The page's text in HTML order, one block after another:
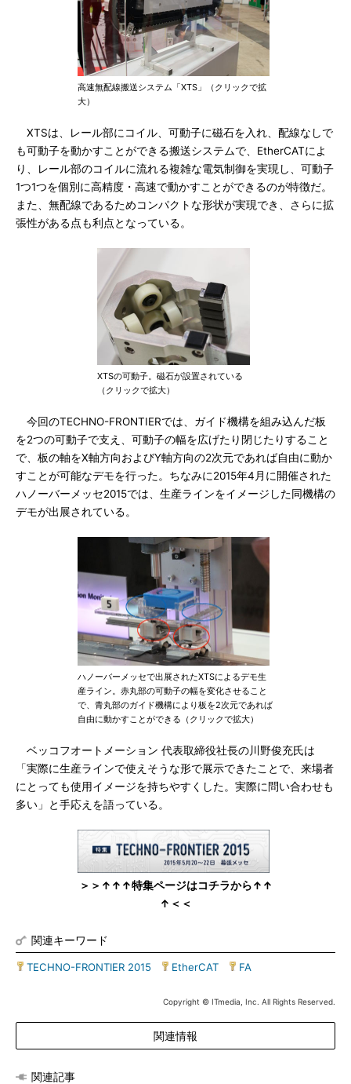
高速無配線搬送システム「XTS」（クリックで拡
大）
XTSは、レール部にコイル、可動子に磁石を入れ、配線なしで
も可動子を動かすことができる搬送システムで、EtherCATによ
り、レール部のコイルに流れる複雑な電気制御を実現し、可動子
1つ1つを個別に高精度・高速で動かすことができるのが特徴だ。
また、無配線であるためコンパクトな形状が実現でき、さらに拡
張性がある点も利点となっている。
XTSの可動子。磁石が設置されている
（クリックで拡大）
今回のTECHNO-FRONTIERでは、ガイド機構を組み込んだ板
を2つの可動子で支え、可動子の幅を広げたり閉じたりすること
で、板の軸をX軸方向およびY軸方向の2次元であれば自由に動か
すことが可能なデモを行った。ちなみに2015年4月に開催された
ハノーバーメッセ2015では、生産ラインをイメージした同機構の
デモが出展されている。
ハノーバーメッセで出展されたXTSによるデモ生
産ライン。赤丸部の可動子の幅を変化させること
で、青丸部のガイド機構により板を2次元であれば
自由に動かすことができる（クリックで拡大）
ベッコフオートメーション 代表取締役社長の川野俊充氏は
「実際に生産ラインで使えそうな形で展示できたことで、来場者
にとっても使用イメージを持ちやすくした。実際に問い合わせも
多い」と手応えを語っている。
＞＞↑↑↑特集ページはコチラから↑↑
↑＜＜
関連キーワード
TECHNO-FRONTIER 2015 EtherCAT FA
Copyright © ITmedia, Inc. All Rights Reserved.
関連情報
関連記事